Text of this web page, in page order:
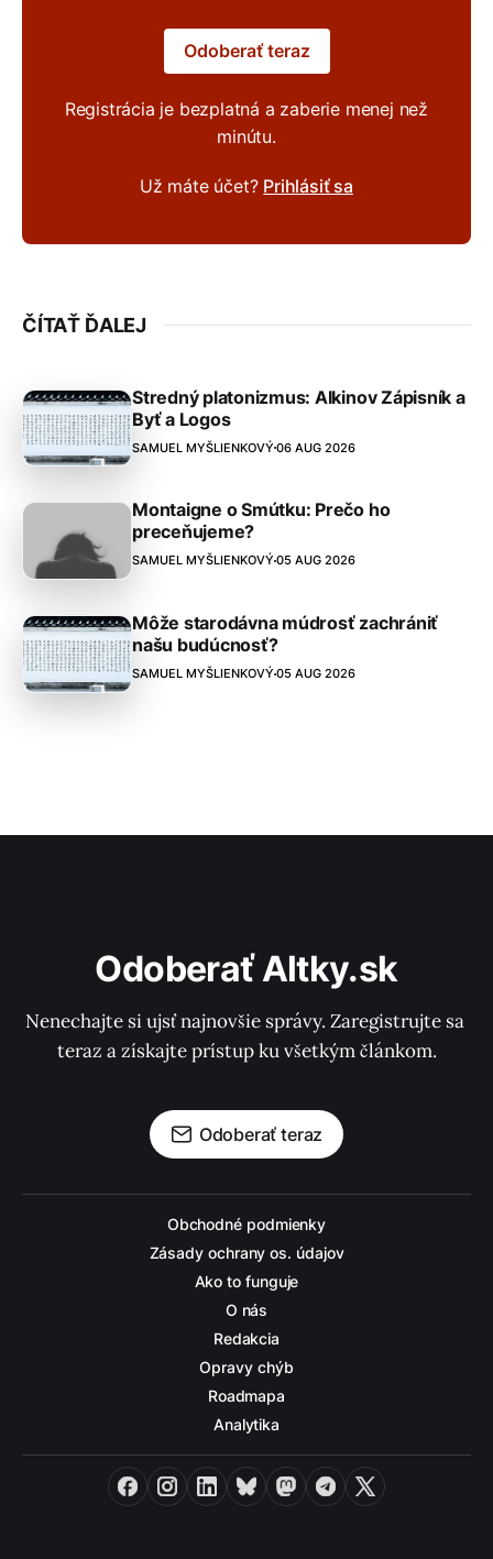
Odoberať teraz
Registrácia je bezplatná a zaberie menej než
minútu.
Už máte účet? Prihlásiť sa
ČÍTAŤ ĎALEJ
Stredný platonizmus: Alkinov Zápisník a
Byť a Logos
SAMUEL MYŠLIENKOVÝ 06 AUG 2026
Montaigne o Smútku: Prečo ho
preceňujeme?
SAMUEL MYŠLIENKOVÝ 05 AUG 2026
Môže starodávna múdrosť zachrániť
našu budúcnosť?
SAMUEL MYŠLIENKOVÝ 05 AUG 2026
Odoberať Altky.sk
Nenechajte si ujsť najnovšie správy. Zaregistrujte sa
teraz a získajte prístup ku všetkým článkom.
Odoberať teraz
Obchodné podmienky
Zásady ochrany os. údajov
Ako to funguje
O nás
Redakcia
Opravy chýb
Roadmapa
Analytika
FacebookInstagramLinkedInBlueskyMastodon
Telegram
X